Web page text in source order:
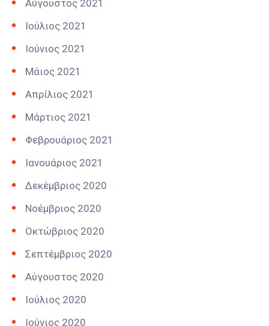
Αύγουστος 2021
Ιούλιος 2021
Ιούνιος 2021
Μάιος 2021
Απρίλιος 2021
Μάρτιος 2021
Φεβρουάριος 2021
Ιανουάριος 2021
Δεκέμβριος 2020
Νοέμβριος 2020
Οκτώβριος 2020
Σεπτέμβριος 2020
Αύγουστος 2020
Ιούλιος 2020
Ιούνιος 2020